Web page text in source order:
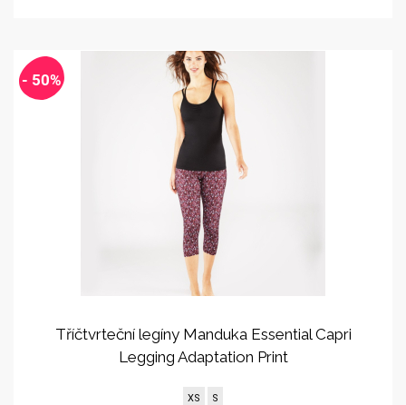
- 50%
Tříčtvrteční legíny Manduka Essential Capri
Legging Adaptation Print
XS S